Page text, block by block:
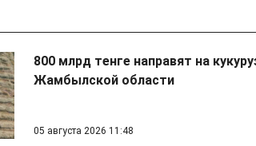
800 млрд тенге направят на
Жамбылской области
05 августа 2026 11:48